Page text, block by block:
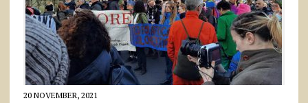
20 NOVEMBER, 2021